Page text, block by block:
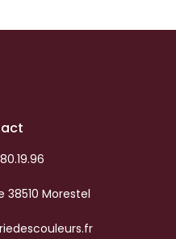
38510 Morestel